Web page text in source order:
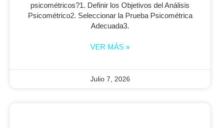
psicométricos?1. Definir los Objetivos del Análisis
Psicométrico2. Seleccionar la Prueba Psicométrica
Adecuada3.
VER MÁS »
Julio 7, 2026